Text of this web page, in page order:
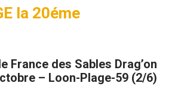
la 20éme
France des Sables Drag’on
– Loon-Plage-59 (2/6)